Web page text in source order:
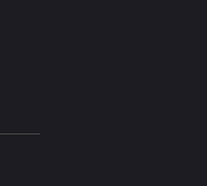
comercio moderno en